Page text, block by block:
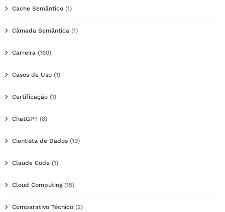
Cache Semântico (1)
Câmada Semântica (1)
Carreira (169)
Casos de Uso (1)
Certificação (1)
ChatGPT (8)
Cientista de Dados (19)
Claude Code (1)
Cloud Computing(15)
Comparativo Técnico (2)